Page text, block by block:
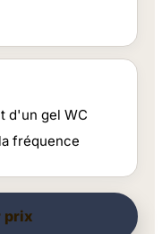
d'un gel WC
fréquence
prix